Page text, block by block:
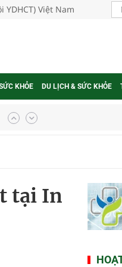
Việt Nam
KHỎE DU LỊCH & SỨC KHỎE
tại In